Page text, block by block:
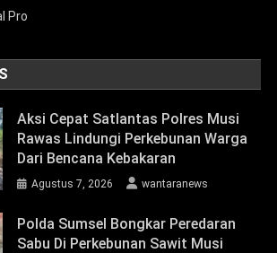
Pro
Aksi Cepat Satlantas Polres Musi
Rawas Lindungi Perkebunan Warga
Dari Bencana Kebakaran
Agustus 7, 2026 wantaranews
Polda Sumsel Bongkar Peredaran
Sabu Di Perkebunan Sawit Musi